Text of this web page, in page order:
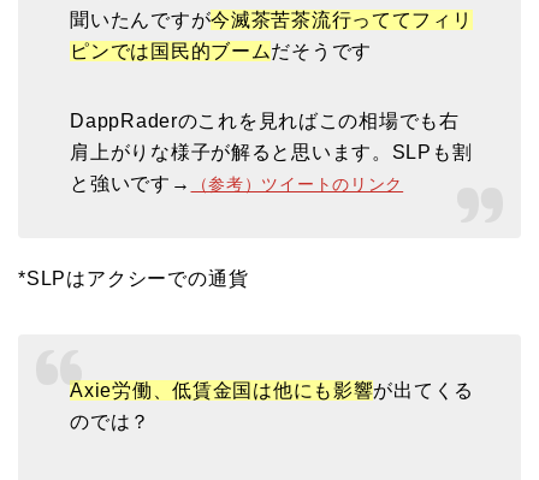
聞いたんですが今滅茶苦茶流行っててフィリ
ピンでは国民的ブームだそうです
DappRaderのこれを見ればこの相場でも右
肩上がりな様子が解ると思います。SLPも割
と強いです→
（参考）ツイートのリンク
*SLPはアクシーでの通貨
Axie労働、低賃金国は他にも影響が出てくる
のでは？